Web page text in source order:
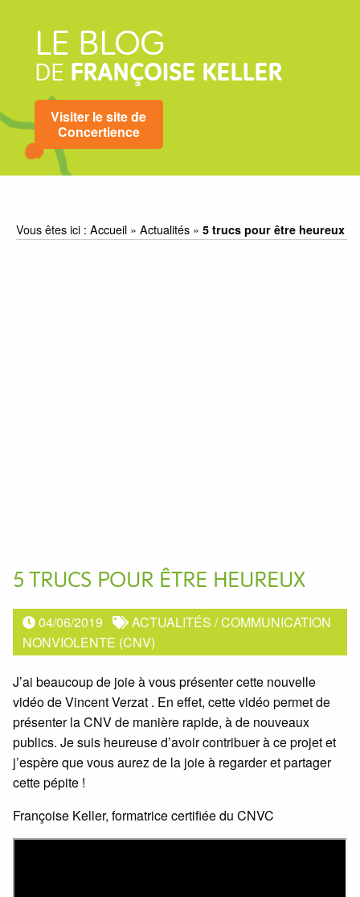
LE BLOG
DE FRANÇOISE KELLER
Visiter le site de
Concertience
Vous êtes ici :Accueil »Actualités »5 trucs pour être heureux
5 TRUCS POUR ÊTRE HEUREUX
04/06/2019 ACTUALITÉS /COMMUNICATION
NONVIOLENTE (CNV)
J’ai beaucoup de joie à vous présenter cette nouvelle
vidéo de Vincent Verzat . En effet, cette vidéo permet de
présenter la CNV de manière rapide, à de nouveaux
publics. Je suis heureuse d’avoir contribuer à ce projet et
j’espère que vous aurez de la joie à regarder et partager
cette pépite !
Françoise Keller, formatrice certifiée du CNVC